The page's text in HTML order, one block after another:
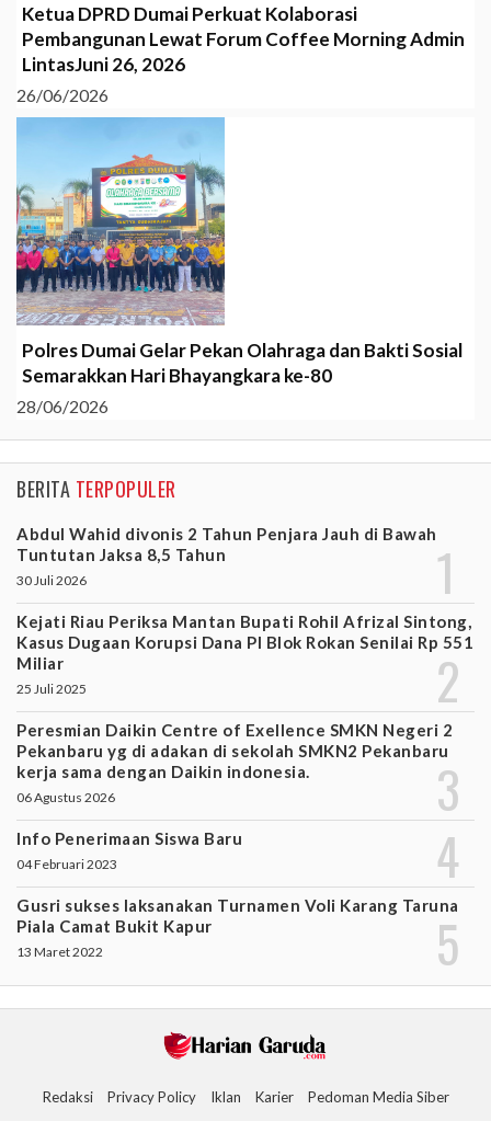
Ketua DPRD Dumai Perkuat Kolaborasi
Pembangunan Lewat Forum Coffee Morning Admin
LintasJuni 26, 2026
26/06/2026
Polres Dumai Gelar Pekan Olahraga dan Bakti Sosial
Semarakkan Hari Bhayangkara ke-80
28/06/2026
BERITA TERPOPULER
Abdul Wahid divonis 2 Tahun Penjara Jauh di Bawah
Tuntutan Jaksa 8,5 Tahun
30 Juli 2026
Kejati Riau Periksa Mantan Bupati Rohil Afrizal Sintong,
Kasus Dugaan Korupsi Dana PI Blok Rokan Senilai Rp 551
Miliar
25 Juli 2025
Peresmian Daikin Centre of Exellence SMKN Negeri 2
Pekanbaru yg di adakan di sekolah SMKN2 Pekanbaru
kerja sama dengan Daikin indonesia.
06 Agustus 2026
Info Penerimaan Siswa Baru
04 Februari 2023
Gusri sukses laksanakan Turnamen Voli Karang Taruna
Piala Camat Bukit Kapur
13 Maret 2022
Redaksi Privacy Policy Iklan Karier
Pedoman Media Siber